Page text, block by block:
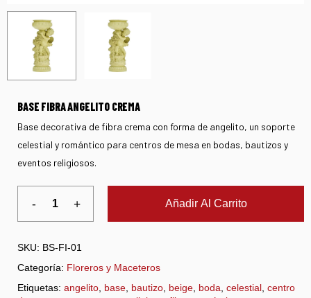
BASE FIBRA ANGELITO CREMA
Base decorativa de fibra crema con forma de angelito, un soporte
celestial y romántico para centros de mesa en bodas, bautizos y
eventos religiosos.
Añadir Al Carrito
SKU: BS-FI-01
Categoría: Floreros y Maceteros
Etiquetas: angelito base bautizo beige boda celestial centro